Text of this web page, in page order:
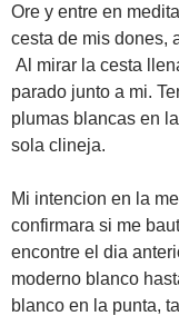
Ore y entre en
cesta de mis dones,
Al mirar la cesta
parado junto a mi.
plumas blancas en
sola clineja.
Mi intencion en la
confirmara si me
encontre el dia
moderno blanco
blanco en la punta,